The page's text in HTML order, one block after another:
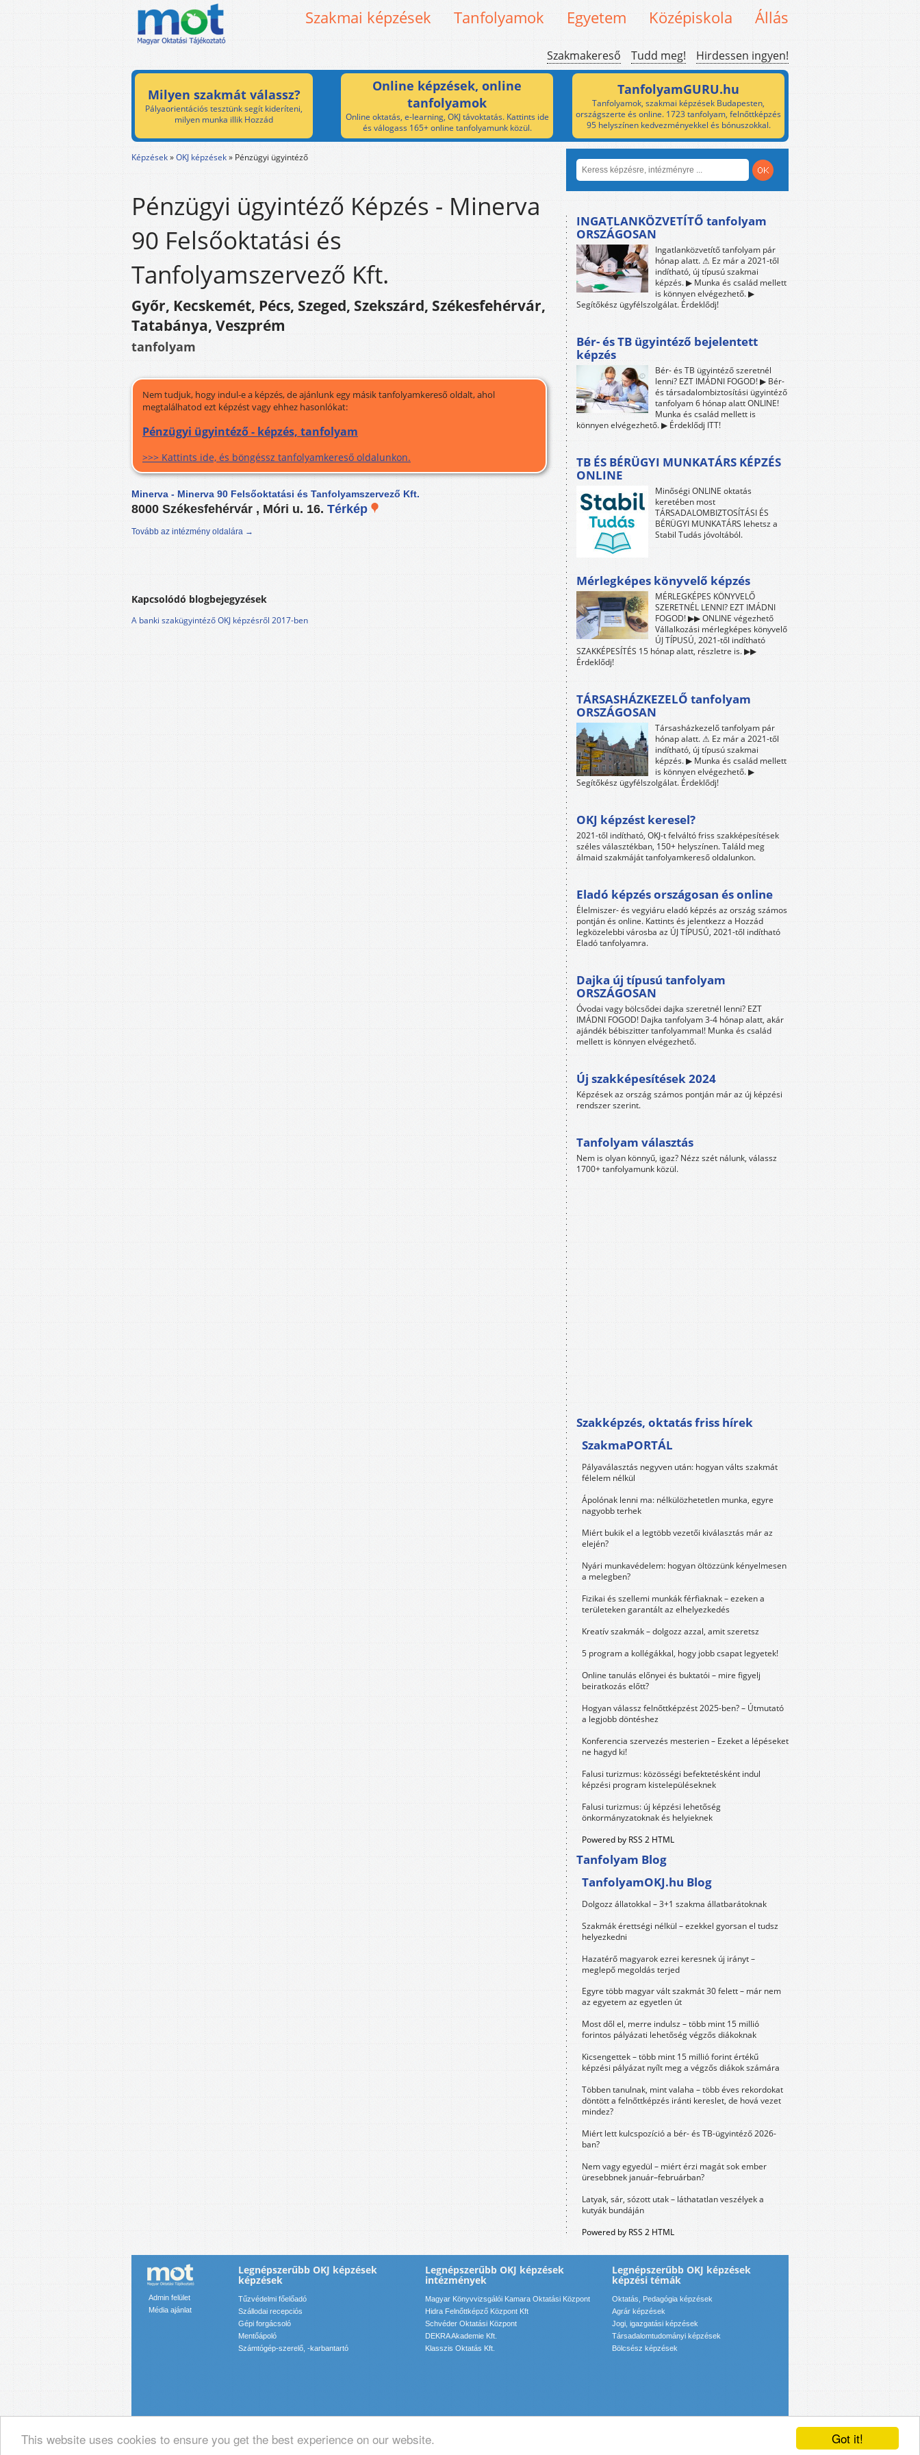
Got it!
This website uses cookies to ensure you get the best experience on our website.
Szakmai képzések Tanfolyamok Egyetem Középiskola Állás
Szakmakereső Tudd meg! Hirdessen ingyen!
Milyen szakmát válassz?
Pályaorientációs tesztünk segít kideríteni,
milyen munka illik Hozzád
Online képzések, online
tanfolyamok
Online oktatás, e-learning, OKJ távoktatás. Kattints ide
és válogass 165+ online tanfolyamunk közül.
TanfolyamGURU.hu
Tanfolyamok, szakmai képzések Budapesten,
országszerte és online. 1723 tanfolyam, felnőttképzés
95 helyszínen kedvezményekkel és bónuszokkal.
Képzések»OKJ képzések» Pénzügyi ügyintéző
Pénzügyi ügyintéző Képzés - Minerva
90 Felsőoktatási és
Tanfolyamszervező Kft.
Győr, Kecskemét, Pécs, Szeged, Szekszárd, Székesfehérvár,
Tatabánya, Veszprém
tanfolyam
Nem tudjuk, hogy indul-e a képzés, de ajánlunk egy másik tanfolyamkereső oldalt, ahol
megtalálhatod ezt képzést vagy ehhez hasonlókat:
Pénzügyi ügyintéző - képzés, tanfolyam
>>> Kattints ide, és böngéssz tanfolyamkereső oldalunkon.
Minerva - Minerva 90 Felsőoktatási és Tanfolyamszervező Kft.
8000 Székesfehérvár , Móri u. 16. Térkép
Tovább az intézmény oldalára →
Kapcsolódó blogbejegyzések
A banki szakügyintéző OKJ képzésről 2017-ben
INGATLANKÖZVETÍTŐ tanfolyam
ORSZÁGOSAN
Ingatlanközvetítő tanfolyam pár
hónap alatt. ⚠ Ez már a 2021-től
indítható, új típusú szakmai
képzés. ▶ Munka és család mellett
is könnyen elvégezhető. ▶
Segítőkész ügyfélszolgálat. Érdeklődj!
Bér- és TB ügyintéző bejelentett
képzés
Bér- és TB ügyintéző szeretnél
lenni? EZT IMÁDNI FOGOD! ▶ Bér-
és társadalombiztosítási ügyintéző
tanfolyam 6 hónap alatt ONLINE!
Munka és család mellett is
könnyen elvégezhető. ▶ Érdeklődj ITT!
TB ÉS BÉRÜGYI MUNKATÁRS KÉPZÉS
ONLINE
Minőségi ONLINE oktatás
keretében most
TÁRSADALOMBIZTOSÍTÁSI ÉS
BÉRÜGYI MUNKATÁRS lehetsz a
Stabil Tudás jóvoltából.
Mérlegképes könyvelő képzés
MÉRLEGKÉPES KÖNYVELŐ
SZERETNÉL LENNI? EZT IMÁDNI
FOGOD! ▶▶ ONLINE végezhető
Vállalkozási mérlegképes könyvelő
ÚJ TÍPUSÚ, 2021-től indítható
SZAKKÉPESÍTÉS 15 hónap alatt, részletre is. ▶▶
Érdeklődj!
TÁRSASHÁZKEZELŐ tanfolyam
ORSZÁGOSAN
Társasházkezelő tanfolyam pár
hónap alatt. ⚠ Ez már a 2021-től
indítható, új típusú szakmai
képzés. ▶ Munka és család mellett
is könnyen elvégezhető. ▶
Segítőkész ügyfélszolgálat. Érdeklődj!
OKJ képzést keresel?
2021-től indítható, OKJ-t felváltó friss szakképesítések
széles választékban, 150+ helyszínen. Találd meg
álmaid szakmáját tanfolyamkereső oldalunkon.
Eladó képzés országosan és online
Élelmiszer- és vegyiáru eladó képzés az ország számos
pontján és online. Kattints és jelentkezz a Hozzád
legközelebbi városba az ÚJ TÍPUSÚ, 2021-től indítható
Eladó tanfolyamra.
Dajka új típusú tanfolyam
ORSZÁGOSAN
Óvodai vagy bölcsődei dajka szeretnél lenni? EZT
IMÁDNI FOGOD! Dajka tanfolyam 3-4 hónap alatt, akár
ajándék bébiszitter tanfolyammal! Munka és család
mellett is könnyen elvégezhető.
Új szakképesítések 2024
Képzések az ország számos pontján már az új képzési
rendszer szerint.
Tanfolyam választás
Nem is olyan könnyű, igaz? Nézz szét nálunk, válassz
1700+ tanfolyamunk közül.
Szakképzés, oktatás friss hírek
SzakmaPORTÁL
Pályaválasztás negyven után: hogyan válts szakmát
félelem nélkül
Ápolónak lenni ma: nélkülözhetetlen munka, egyre
nagyobb terhek
Miért bukik el a legtöbb vezetői kiválasztás már az
elején?
Nyári munkavédelem: hogyan öltözzünk kényelmesen
a melegben?
Fizikai és szellemi munkák férfiaknak – ezeken a
területeken garantált az elhelyezkedés
Kreatív szakmák – dolgozz azzal, amit szeretsz
5 program a kollégákkal, hogy jobb csapat legyetek!
Online tanulás előnyei és buktatói – mire figyelj
beiratkozás előtt?
Hogyan válassz felnőttképzést 2025-ben? – Útmutató
a legjobb döntéshez
Konferencia szervezés mesterien – Ezeket a lépéseket
ne hagyd ki!
Falusi turizmus: közösségi befektetésként indul
képzési program kistelepüléseknek
Falusi turizmus: új képzési lehetőség
önkormányzatoknak és helyieknek
Powered by RSS 2 HTML
Tanfolyam Blog
TanfolyamOKJ.hu Blog
Dolgozz állatokkal – 3+1 szakma állatbarátoknak
Szakmák érettségi nélkül – ezekkel gyorsan el tudsz
helyezkedni
Hazatérő magyarok ezrei keresnek új irányt –
meglepő megoldás terjed
Egyre több magyar vált szakmát 30 felett – már nem
az egyetem az egyetlen út
Most dől el, merre indulsz – több mint 15 millió
forintos pályázati lehetőség végzős diákoknak
Kicsengettek – több mint 15 millió forint értékű
képzési pályázat nyílt meg a végzős diákok számára
Többen tanulnak, mint valaha – több éves rekordokat
döntött a felnőttképzés iránti kereslet, de hová vezet
mindez?
Miért lett kulcspozíció a bér- és TB-ügyintéző 2026-
ban?
Nem vagy egyedül – miért érzi magát sok ember
üresebbnek január–februárban?
Latyak, sár, sózott utak – láthatatlan veszélyek a
kutyák bundáján
Powered by RSS 2 HTML
Admin felület
Média ajánlat
Legnépszerűbb OKJ képzések
képzések
Tűzvédelmi főelőadó
Szállodai recepciós
Gépi forgácsoló
Mentőápoló
Számtógép-szerelő, -karbantartó
Legnépszerűbb OKJ képzések
intézmények
Magyar Könyvvizsgálói Kamara Oktatási Központ
Hidra Felnőttképző Központ Kft
Schvéder Oktatási Központ
DEKRA Akademie Kft.
Klasszis Oktatás Kft.
Legnépszerűbb OKJ képzések
képzési témák
Oktatás, Pedagógia képzések
Agrár képzések
Jogi, igazgatási képzések
Társadalomtudományi képzések
Bölcsész képzések
© 2019 Magyar Oktatási Tájékoztató Kapcsolat: info(kukac)motadmin(pont)hu